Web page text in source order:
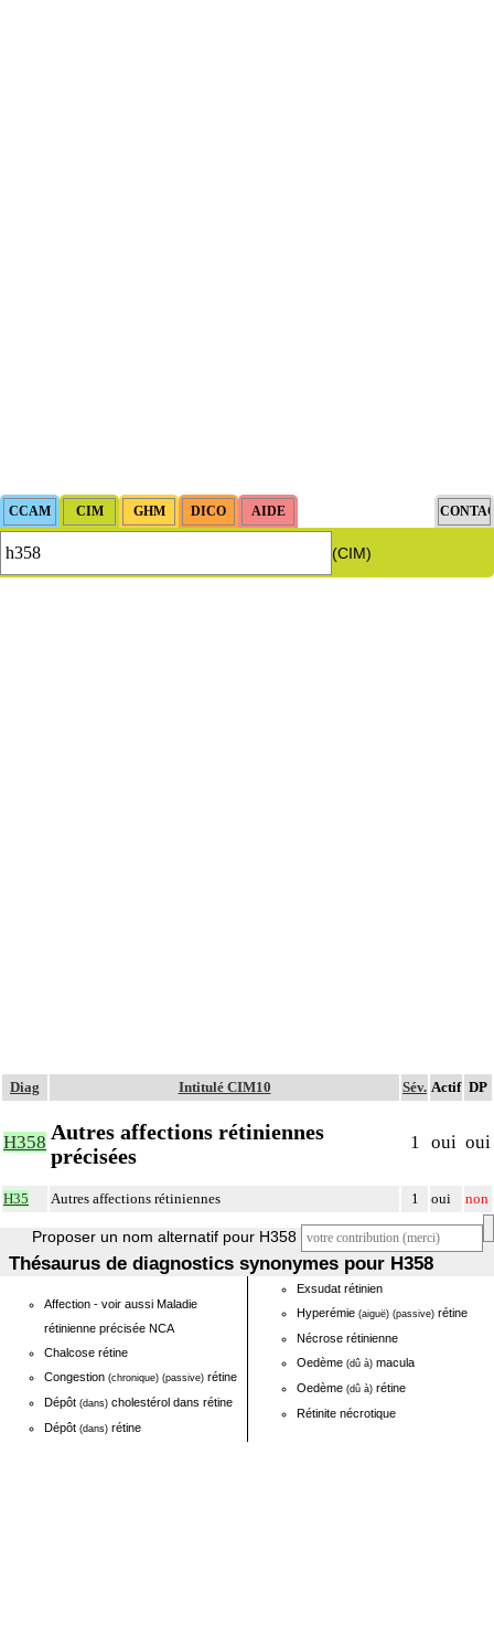
(CIM)
Diag Intitulé CIM10 Sév. Actif DP
H358 Autres affections rétiniennes
précisées
1 oui oui
H35 Autres affections rétiniennes 1 oui non
Proposer un nom alternatif pour H358
Thésaurus de diagnostics synonymes pour H358
Affection - voir aussi Maladie
rétinienne précisée NCA
Chalcose rétine
Congestion (chronique) (passive) rétine
Dépôt (dans) cholestérol dans rétine
Dépôt (dans) rétine
Exsudat rétinien
Hyperémie (aiguë) (passive) rétine
Nécrose rétinienne
Oedème (dû à) macula
Oedème (dû à) rétine
Rétinite nécrotique